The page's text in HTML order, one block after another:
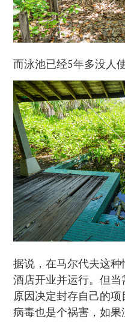
而泳池已经5年多没人
据说，在马尔代夫这
酒店开业并运行。但
原因决定封存自己的
病毒也是个祸害，如